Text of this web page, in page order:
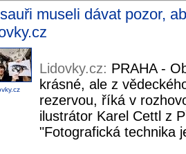
museli dávat pozor,
Lidovky.cz: PRAHA -
krásné, ale z
rezervou, říká v
ilustrátor Karel Cettl z
"Fotografická technika